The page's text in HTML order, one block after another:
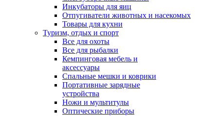
Инкубаторы для яиц
Отпугиватели животных и насекомых
Товары для кухни
Туризм, отдых и спорт
Все для охоты
Все для рыбалки
Кемпинговая мебель и
аксессуары
Спальные мешки и коврики
Портативные зарядные
устройства
Ножи и мультитулы
Оптические приборы